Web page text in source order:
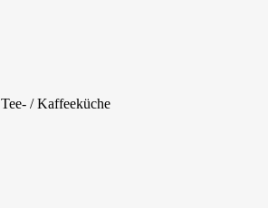
Tee- / Kaffeeküche